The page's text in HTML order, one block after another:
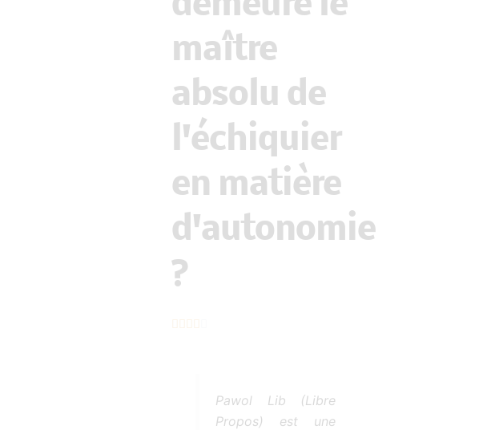
maître
absolu de
l'échiquier
en matière
d'autonomie
?
Pawol Lib (Libre
Propos) est une